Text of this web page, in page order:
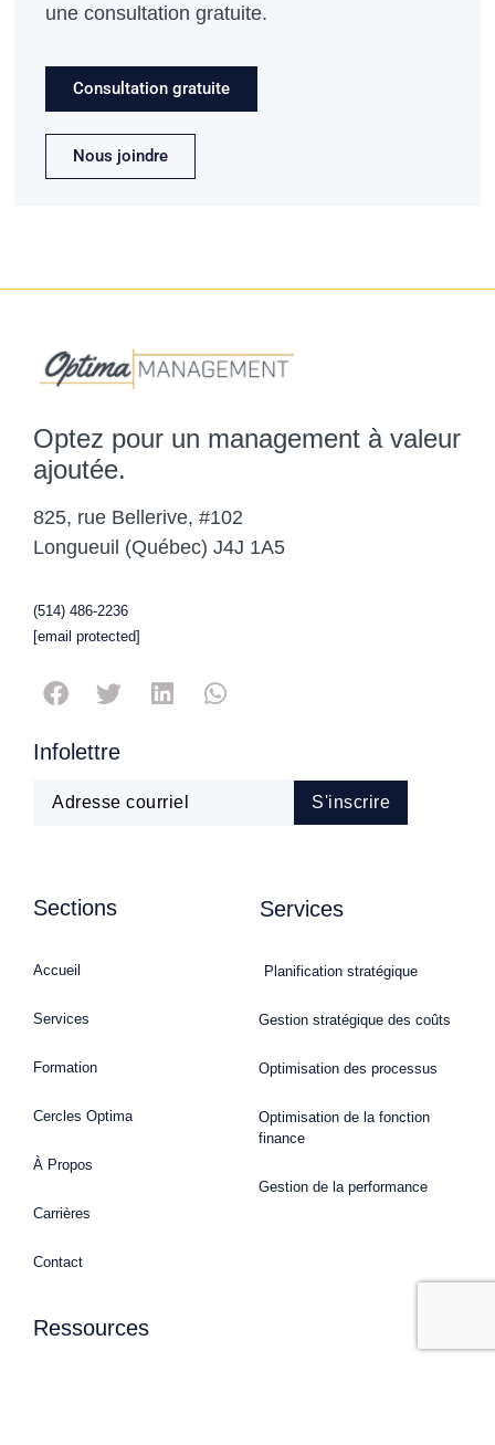
une consultation gratuite.
Consultation gratuite
Nous joindre
Optez pour un management à valeur
ajoutée.
825, rue Bellerive, #102
Longueuil (Québec) J4J 1A5
(514) 486-2236
[email protected]
Infolettre
Sections
Accueil
Services
Formation
Cercles Optima
À Propos
Carrières
Contact
Services
Planification stratégique
Gestion stratégique des coûts
Optimisation des processus
Optimisation de la fonction
finance
Gestion de la performance
Ressources